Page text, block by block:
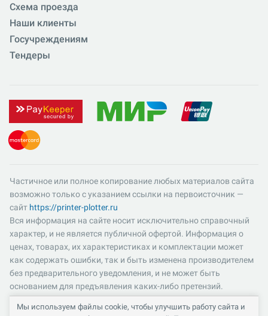
Схема проезда
Наши клиенты
Госучреждениям
Тендеры
Частичное или полное копирование любых материалов сайта
возможно только с указанием ссылки на первоисточник —
сайт https://printer-plotter.ru
Вся информация на сайте носит исключительно справочный
характер, и не является публичной офертой. Информация о
ценах, товарах, их характеристиках и комплектации может
как содержать ошибки, так и быть изменена производителем
без предварительного уведомления, и не может быть
основанием для предъявления каких-либо претензий.
Пожалуйста, уточняйте существенные для вас характеристики
и компоненты комплектации товаров. Все цены указаны в
Мы используем файлы cookie, чтобы улучшить работу сайта и